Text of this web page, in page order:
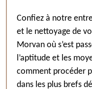
Confiez à notre
et le nettoyage de
Morvan où s’est
l’aptitude et les
comment procéder
dans les plus brefs